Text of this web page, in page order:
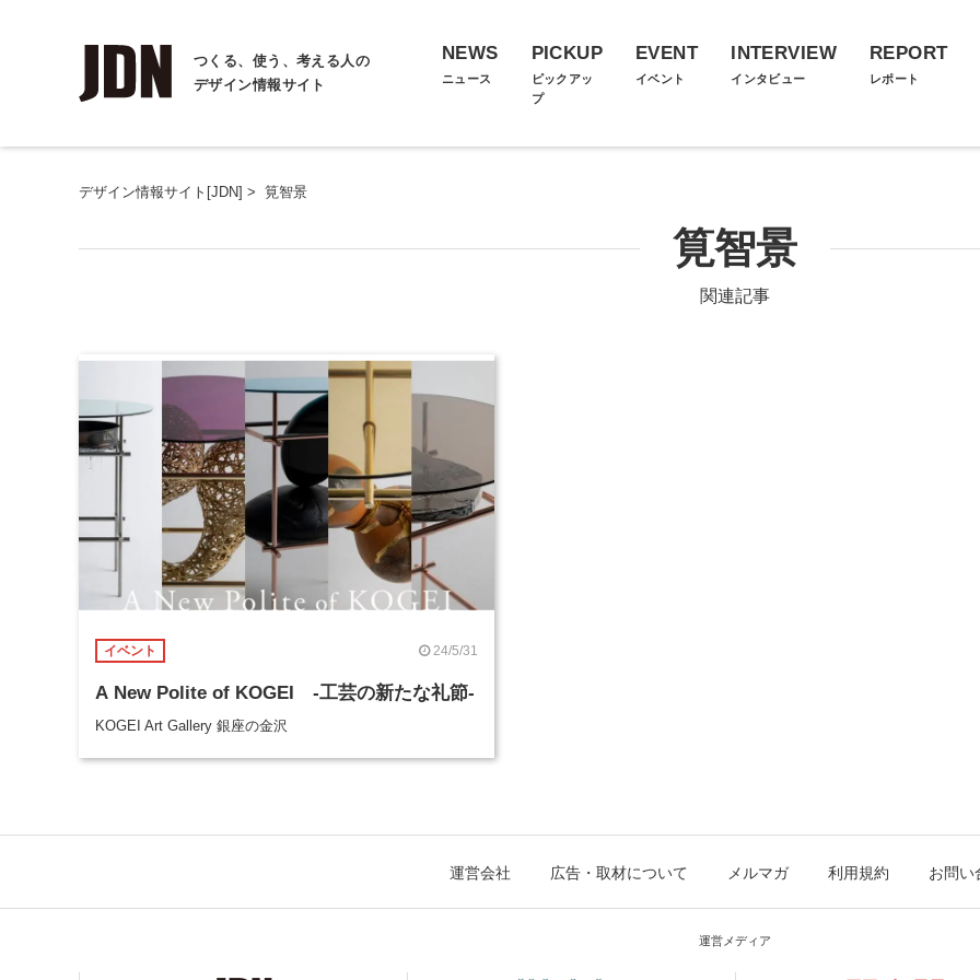
つくる、使う、考える人の
デザイン情報サイト
NEWS
ニュース
PICKUP
ピックアッ
プ
EVENT
イベント
INTERVIEW
インタビュー
REPORT
レポート
デザイン情報サイト[JDN] > 筧智景
筧智景
関連記事
イベント 24/5/31
A New Polite of KOGEI -工芸の新たな礼節-
KOGEI Art Gallery 銀座の金沢
運営会社 広告・取材について メルマガ 利用規約 お問い
運営メディア